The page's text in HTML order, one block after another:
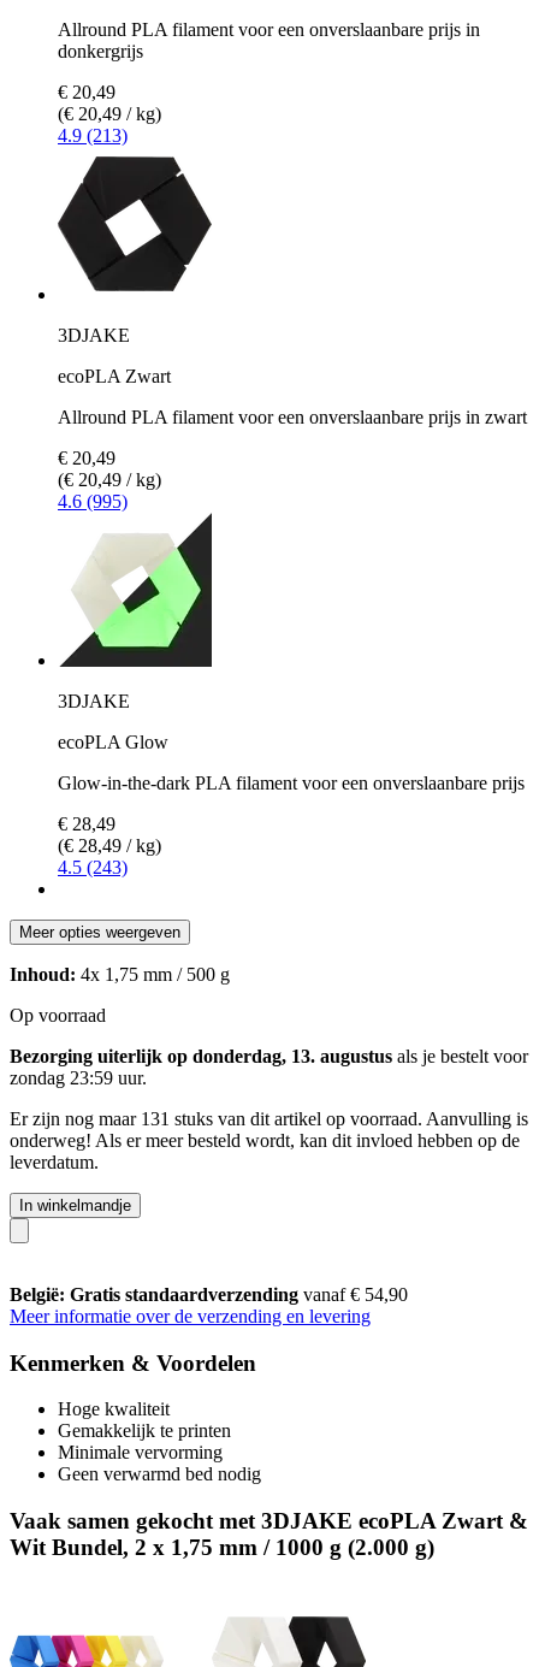
Allround PLA filament voor een onverslaanbare prijs in
donkergrijs
€ 20,49
(€ 20,49 / kg)
4.9 (213)
3DJAKE
ecoPLA Zwart
Allround PLA filament voor een onverslaanbare prijs in zwart
€ 20,49
(€ 20,49 / kg)
4.6 (995)
3DJAKE
ecoPLA Glow
Glow-in-the-dark PLA filament voor een onverslaanbare prijs
€ 28,49
(€ 28,49 / kg)
4.5 (243)
Meer opties weergeven
Inhoud: 4x 1,75 mm / 500 g
Op voorraad
Bezorging uiterlijk op donderdag, 13. augustus als je bestelt voor
zondag 23:59 uur.
Er zijn nog maar 131 stuks van dit artikel op voorraad. Aanvulling is
onderweg! Als er meer besteld wordt, kan dit invloed hebben op de
leverdatum.
In winkelmandje
België: Gratis standaardverzending vanaf € 54,90
Meer informatie over de verzending en levering
Kenmerken & Voordelen
Hoge kwaliteit
Gemakkelijk te printen
Minimale vervorming
Geen verwarmd bed nodig
Vaak samen gekocht met 3DJAKE ecoPLA Zwart &
Wit Bundel, 2 x 1,75 mm / 1000 g (2.000 g)